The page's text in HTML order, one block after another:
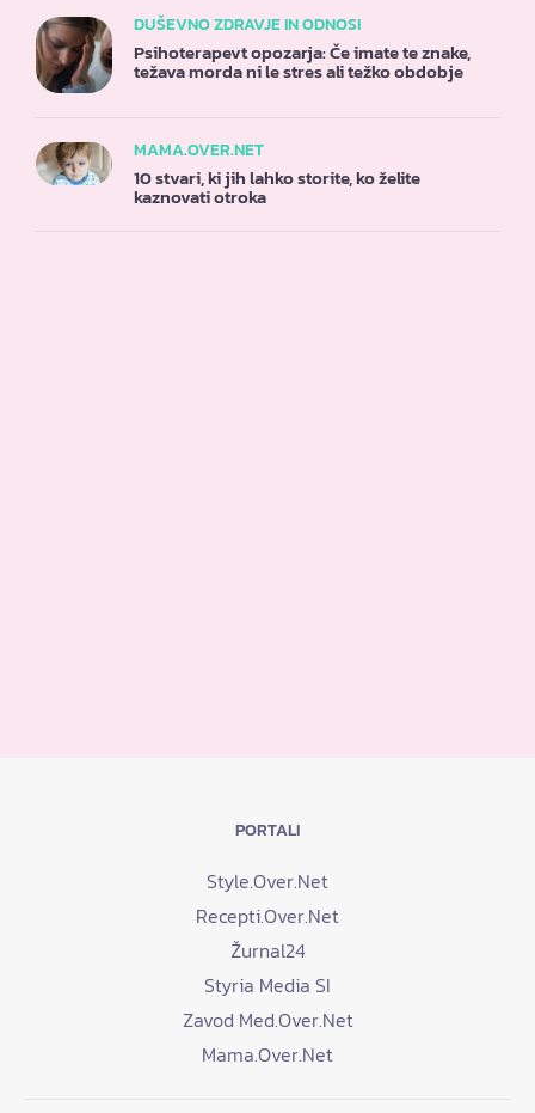
DUŠEVNO ZDRAVJE IN ODNOSI
Psihoterapevt opozarja: Če imate te znake,
težava morda ni le stres ali težko obdobje
MAMA.OVER.NET
10 stvari, ki jih lahko storite, ko želite
kaznovati otroka
PORTALI
Style.Over.Net
Recepti.Over.Net
Žurnal24
Styria Media SI
Zavod Med.Over.Net
Mama.Over.Net